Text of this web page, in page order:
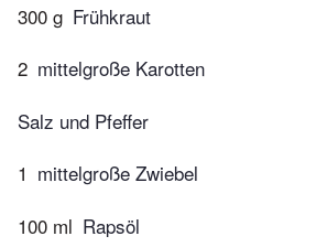
300 g Frühkraut
2 mittelgroße Karotten
Salz und Pfeffer
1 mittelgroße Zwiebel
100 ml Rapsöl